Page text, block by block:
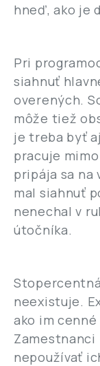
hneď, ako je
Pri
siahnuť
overených.
môže tiež
je treba byť
pracuje
pripája sa na
mal siahnuť
nenechal v
útočníka.
neexistuje.
ako im
nepoužívať